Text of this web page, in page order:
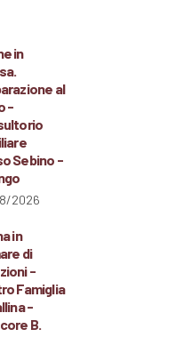
in
al
-
Sebino -
2026
in
di
-
Famiglia
-
B.